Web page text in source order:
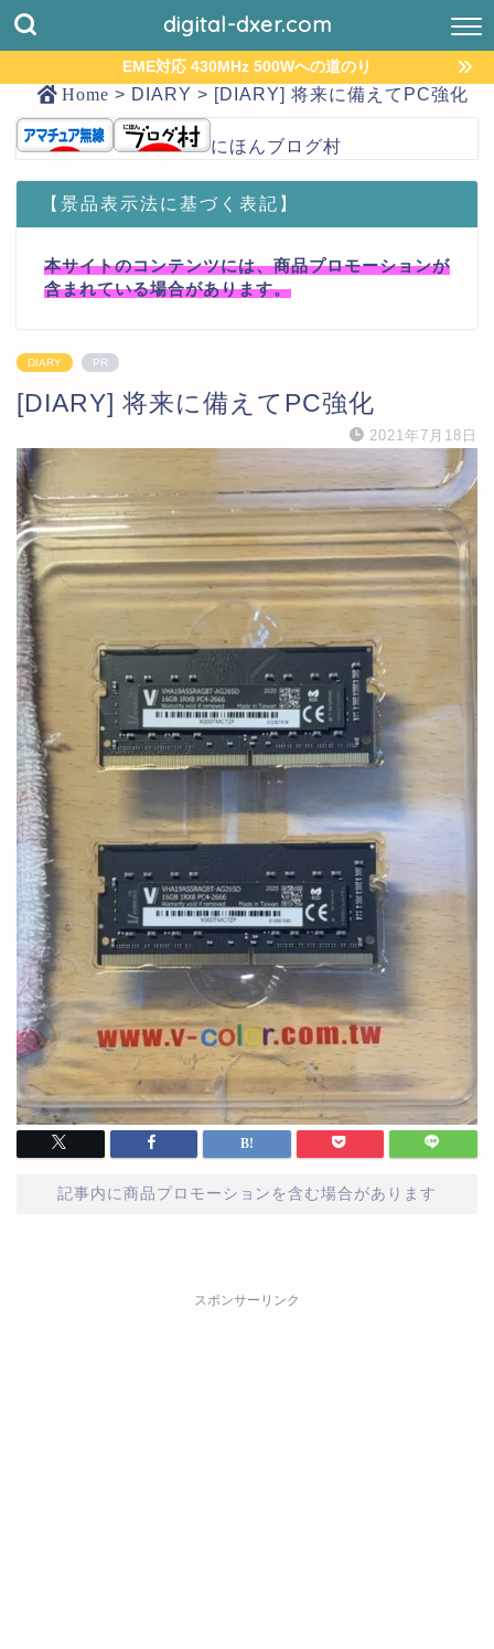
digital-dxer.com
EME対応 430MHz 500Wへの道のり
Home > DIARY > [DIARY] 将来に備えてPC強化
にほんブログ村
【景品表示法に基づく表記】
本サイトのコンテンツには、商品プロモーションが
含まれている場合があります。
DIARY PR
[DIARY] 将来に備えてPC強化
2021年7月18日
記事内に商品プロモーションを含む場合があります
スポンサーリンク